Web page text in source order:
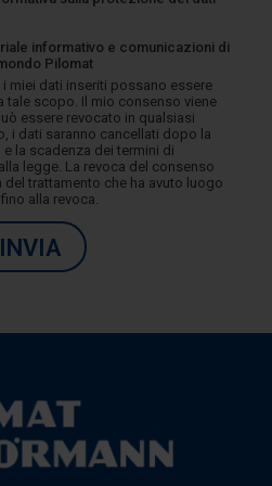
informativo e comunicazioni di
Pilomat
miei dati inseriti possano essere
tale scopo. Il mio consenso viene
essere revocato in qualsiasi
i dati saranno cancellati dopo la
la scadenza dei termini di
legge. La revoca del consenso
trattamento che ha avuto luogo
alla revoca.
INVIA